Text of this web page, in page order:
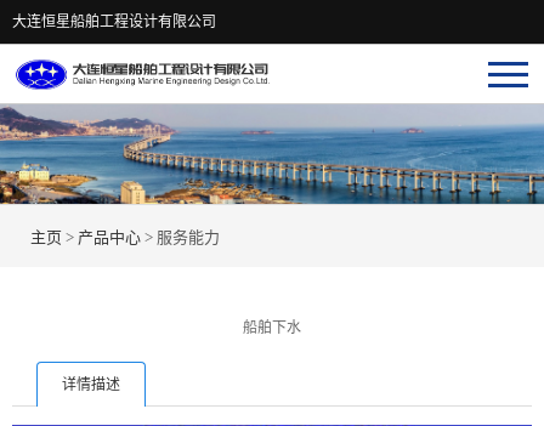
大连恒星船舶工程设计有限公司
主页 > 产品中心 > 服务能力
船舶下水
详情描述